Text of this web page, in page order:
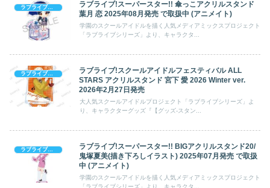
ラブライブシリーズ
ラブライブ!スーパースター!! 傘っこアクリルスタンド
葉月 恋 2025年08月発売 で取扱中 (アニメイト)
学園のスクールアイドルを描く人気メディアミックスプロジェクト
「ラブライブシリーズ」より、キャラクタ...
ラブライブシリーズ
ラブライブ!スクールアイドルフェスティバル ALL
STARS アクリルスタンド 宮下 愛 2026 Winter ver.
2026年2月27日発売
大人気スクールアイドルプロジェクト「ラブライブシリーズ」よ
り、キャラクターグッズ『【グッズ-スタン...
ラブライブシリーズ
ラブライブ!スーパースター!! BIGアクリルスタンド20/
鬼塚夏美(描き下ろしイラスト) 2025年07月発売 で取扱
中 (アニメイト)
学園のスクールアイドルを描く人気メディアミックスプロジェクト
「ラブライブシリーズ」より、キャラクタ...